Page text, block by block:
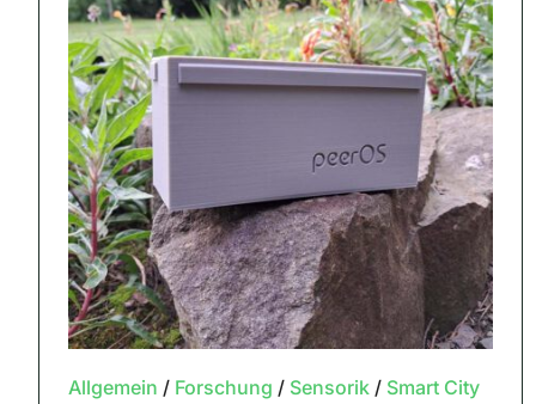
Allgemein / Forschung / Sensorik/ Smart City